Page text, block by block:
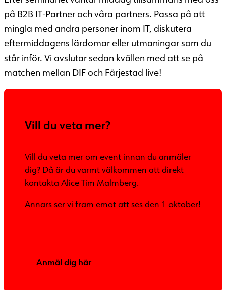
på B2B IT-Partner och våra partners. Passa på att
mingla med andra personer inom IT, diskutera
eftermiddagens lärdomar eller utmaningar som du
står inför. Vi avslutar sedan kvällen med att se på
matchen mellan DIF och Färjestad live!
Vill du veta mer?
Vill du veta mer om event innan du anmäler
dig? Då är du varmt välkommen att direkt
kontakta Alice Tim Malmberg.
Annars ser vi fram emot att ses den 1 oktober!
Anmäl dig här